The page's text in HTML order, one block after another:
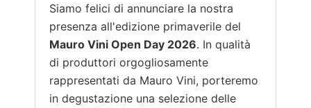
Siamo felici di annunciare la nostra
presenza all'edizione primaverile del
Mauro Vini Open Day 2026. In qualità
di produttori orgogliosamente
rappresentati da Mauro Vini, porteremo
in degustazione una selezione delle